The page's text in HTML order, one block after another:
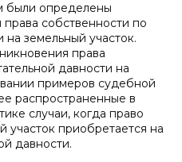
были определены
собственности по
земельный участок.
права
давности на
примеров судебной
распространенные в
случаи, когда право
участок приобретается на
давности.